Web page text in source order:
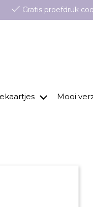
Gratis proefdruk
Mooi